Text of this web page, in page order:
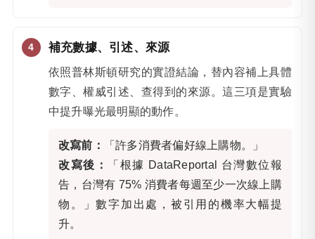
補充數據、引述、來源
依照普林斯頓研究的實證結論，替內容補上具體
數字、權威引述、查得到的來源。這三項是實驗
中提升曝光最明顯的動作。
改寫前：
「許多消費者偏好線上購物。」
改寫後：
「根據 DataReportal 台灣數位報
告，台灣有 75% 消費者每週至少一次線上購
物。」數字加出處，被引用的機率大幅提
升。